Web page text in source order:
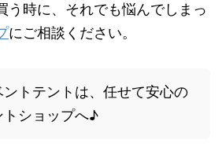
う時に、それでも悩んでしまっ
にご相談ください。
ントテントは、任せて安心の
トショップへ♪